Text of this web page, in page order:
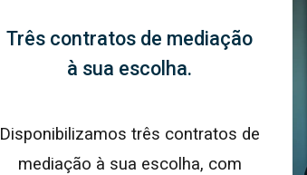
Três contratos de mediação
à sua escolha.
Disponibilizamos três contratos de
mediação à sua escolha, com